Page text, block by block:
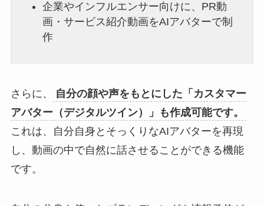
企業やインフルエンサー向けに、PR動
画・サービス紹介動画をAIアバターで制
作
さらに、
自分の顔や声をもとにした「カスタマー
アバター（デジタルツイン）」も作成可能です。
これは、自分自身とそっくりなAIアバターを再現
し、動画の中で自然に話させることができる機能
です。